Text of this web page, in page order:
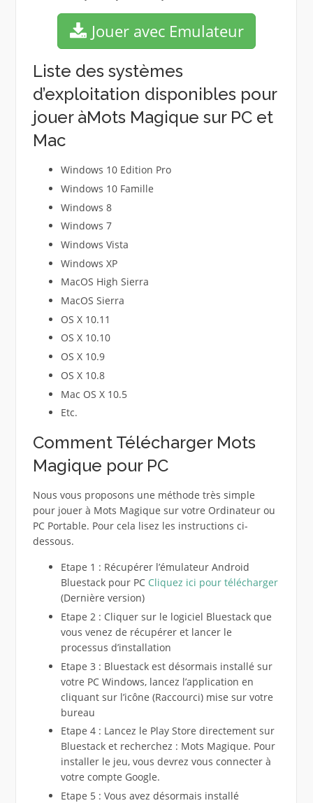
Jouer avec Emulateur
Liste des systèmes
d’exploitation disponibles pour
jouer àMots Magique sur PC et
Mac
Windows 10 Edition Pro
Windows 10 Famille
Windows 8
Windows 7
Windows Vista
Windows XP
MacOS High Sierra
MacOS Sierra
OS X 10.11
OS X 10.10
OS X 10.9
OS X 10.8
Mac OS X 10.5
Etc.
Comment Télécharger Mots
Magique pour PC
Nous vous proposons une méthode très simple
pour jouer à Mots Magique sur votre Ordinateur ou
PC Portable. Pour cela lisez les instructions ci-
dessous.
Etape 1 : Récupérer l’émulateur Android
Bluestack pour PC Cliquez ici pour télécharger
(Dernière version)
Etape 2 : Cliquer sur le logiciel Bluestack que
vous venez de récupérer et lancer le
processus d’installation
Etape 3 : Bluestack est désormais installé sur
votre PC Windows, lancez l’application en
cliquant sur l’icône (Raccourci) mise sur votre
bureau
Etape 4 : Lancez le Play Store directement sur
Bluestack et recherchez : Mots Magique. Pour
installer le jeu, vous devrez vous connecter à
votre compte Google.
Etape 5 : Vous avez désormais installé